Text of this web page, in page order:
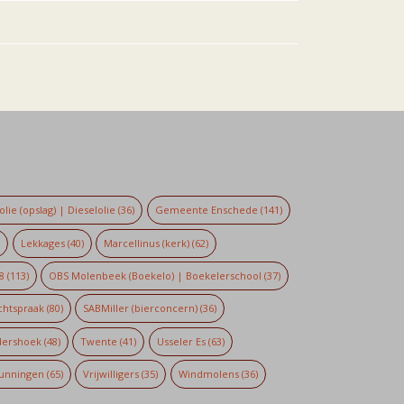
(opslag) | Dieselolie (36) Gemeente Enschede (141)
Lekkages(40) Marcellinus (kerk) (62)
(113) OBS Molenbeek (Boekelo) | Boekelerschool (37)
(80) SABMiller (bierconcern) (36)
(48) Twente (41) Usseler Es(63)
(65) Vrijwilligers (35) Windmolens(36)